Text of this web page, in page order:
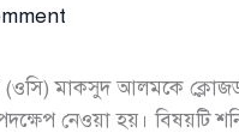
মাকসুদ আলমকে
নেওয়া হয়। বিষয়টি